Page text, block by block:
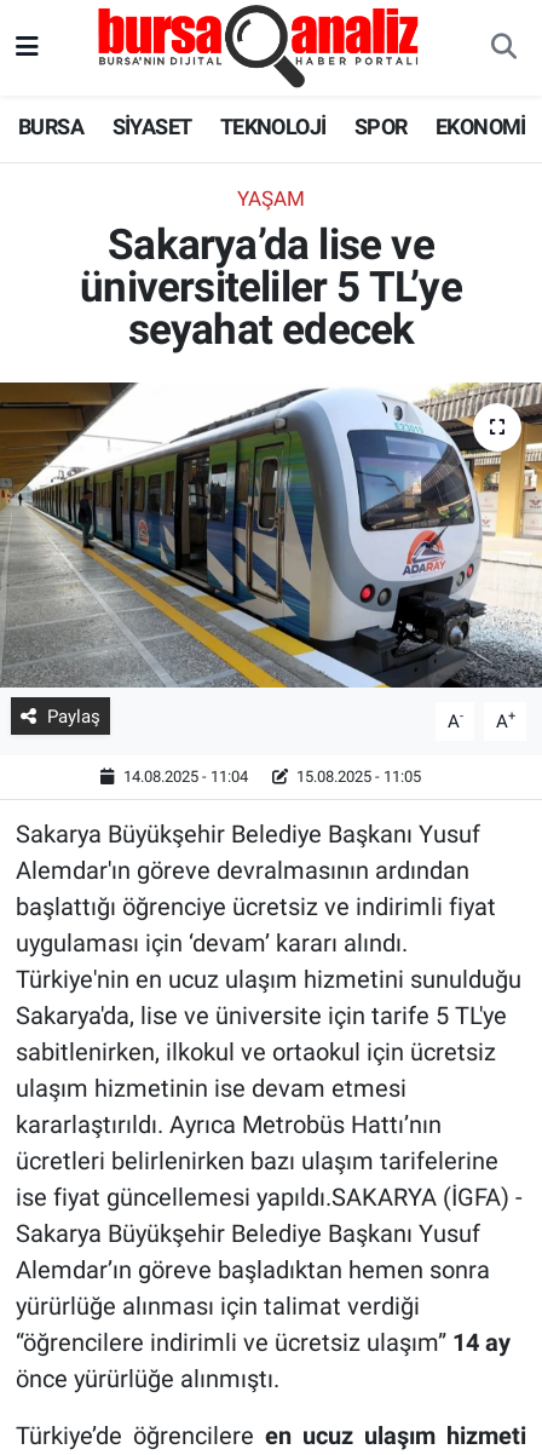
BURSA SİYASET TEKNOLOJİ SPOR EKONOMİ
YAŞAM
Sakarya’da lise ve
üniversiteliler 5 TL’ye
seyahat edecek
Paylaş A- A+
14.08.2025 - 11:04 15.08.2025 - 11:05
Sakarya Büyükşehir Belediye Başkanı Yusuf
Alemdar'ın göreve devralmasının ardından
başlattığı öğrenciye ücretsiz ve indirimli fiyat
uygulaması için ‘devam’ kararı alındı.
Türkiye'nin en ucuz ulaşım hizmetini sunulduğu
Sakarya'da, lise ve üniversite için tarife 5 TL'ye
sabitlenirken, ilkokul ve ortaokul için ücretsiz
ulaşım hizmetinin ise devam etmesi
kararlaştırıldı. Ayrıca Metrobüs Hattı’nın
ücretleri belirlenirken bazı ulaşım tarifelerine
ise fiyat güncellemesi yapıldı.SAKARYA (İGFA) -
Sakarya Büyükşehir Belediye Başkanı Yusuf
Alemdar’ın göreve başladıktan hemen sonra
yürürlüğe alınması için talimat verdiği
“öğrencilere indirimli ve ücretsiz ulaşım” 14 ay
önce yürürlüğe alınmıştı.
Türkiye’de öğrencilere en ucuz ulaşım hizmeti
SPOR
EKONOMİ
SAĞLIK
ASTROLOJİ
BLOG
Süper Lig Puan Durumu ve Fikstür
Tüm Manşetler
Son Dakika Haberleri
Haber Arşivi